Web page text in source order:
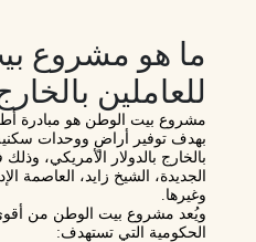
ما هو مشروع
للعاملين بالخارج
مشروع بيت الوطن هو مبادرة
بهدف توفير أراضٍ ووحدات
بالخارج بالدولار الأمريكي،
الجديدة، الشيخ زايد، العاصمة
وغيرها.
ويُعد مشروع بيت الوطن من
الحكومية التي تستهدف: